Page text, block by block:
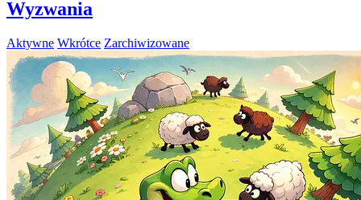
Wyzwania
Aktywne Wkrótce Zarchiwizowane